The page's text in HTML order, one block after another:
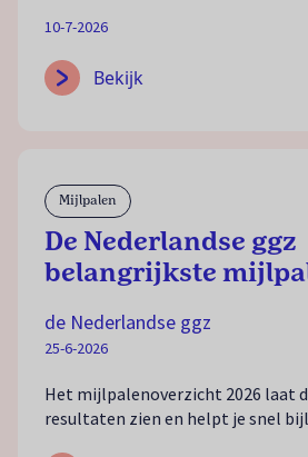
10-7-2026
Bekijk
De Nederlandse ggz
belangrijkste
Mijlpalen
de Nederlandse ggz
25-6-2026
Het mijlpalenoverzicht 2026 laat
resultaten zien en helpt je snel